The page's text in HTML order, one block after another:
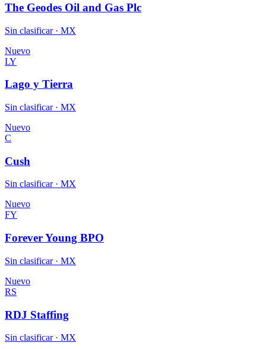
The Geodes Oil and Gas Plc
Sin clasificar · MX
Nuevo
LY
Lago y Tierra
Sin clasificar · MX
Nuevo
C
Cush
Sin clasificar · MX
Nuevo
FY
Forever Young BPO
Sin clasificar · MX
Nuevo
RS
RDJ Staffing
Sin clasificar · MX